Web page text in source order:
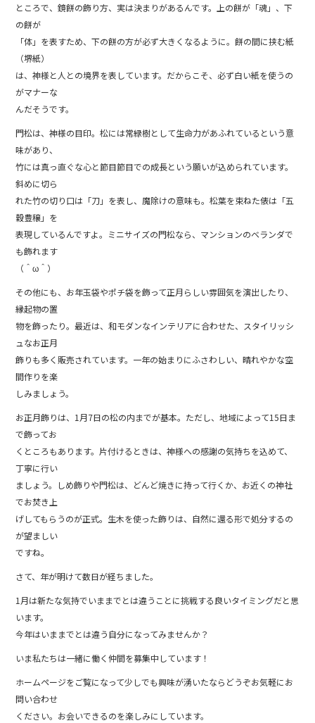
ところで、鏡餅の飾り方、実は決まりがあるんです。上の餅が「魂」、下
の餅が
「体」を表すため、下の餅の方が必ず大きくなるように。餅の間に挟む紙
（堺紙）
は、神様と人との境界を表しています。だからこそ、必ず白い紙を使うの
がマナーな
んだそうです。
門松は、神様の目印。松には常緑樹として生命力があふれているという意
味があり、
竹には真っ直ぐな心と節目節目での成長という願いが込められています。
斜めに切ら
れた竹の切り口は「刀」を表し、魔除けの意味も。松葉を束ねた俵は「五
穀豊穣」を
表現しているんですよ。ミニサイズの門松なら、マンションのベランダで
も飾れます
（＾ω＾）
その他にも、お年玉袋やポチ袋を飾って正月らしい雰囲気を演出したり、
縁起物の置
物を飾ったり。最近は、和モダンなインテリアに合わせた、スタイリッシ
ュなお正月
飾りも多く販売されています。一年の始まりにふさわしい、晴れやかな空
間作りを楽
しみましょう。
お正月飾りは、1月7日の松の内までが基本。ただし、地域によって15日ま
で飾ってお
くところもあります。片付けるときは、神様への感謝の気持ちを込めて、
丁寧に行い
ましょう。しめ飾りや門松は、どんど焼きに持って行くか、お近くの神社
でお焚き上
げしてもらうのが正式。生木を使った飾りは、自然に還る形で処分するの
が望ましい
ですね。
さて、年が明けて数日が経ちました。
1月は新たな気持でいままでとは違うことに挑戦する良いタイミングだと思
います。
今年はいままでとは違う自分になってみませんか？
いま私たちは一緒に働く仲間を募集中しています！
ホームページをご覧になって少しでも興味が湧いたならどうぞお気軽にお
問い合わせ
ください。お会いできるのを楽しみにしています。